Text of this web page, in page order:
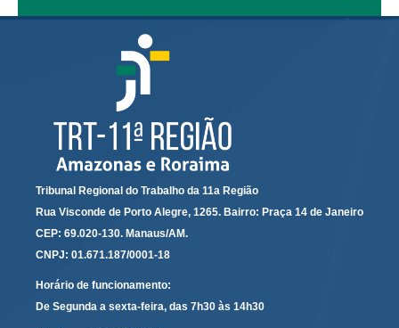
Gestão de Riscos
Laboratório de Inovação
Assessoria de Governança de Gestão de Pessoas
Sites Institucionais
Biblioteca
Educação a distância
Responsabilidade Socioambiental
Comissão Permanente de Acessibilidade e Inclusão
Escola Judicial
Tribunal Regional do Trabalho da 11a Região
Rua Visconde de Porto Alegre, 1265. Bairro: Praça 14 de Janeiro
CEP: 69.020-130. Manaus/AM.
CNPJ: 01.671.187/0001-18
Horário de funcionamento:
De Segunda a sexta-feira, das 7h30 às 14h30